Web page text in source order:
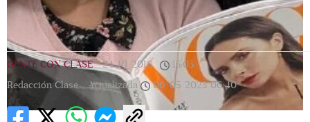
GENTE CON CLASE | 24/10/2018 | 15:05 |
Redacción Clase | Actualizada 06/05/2023 06:40